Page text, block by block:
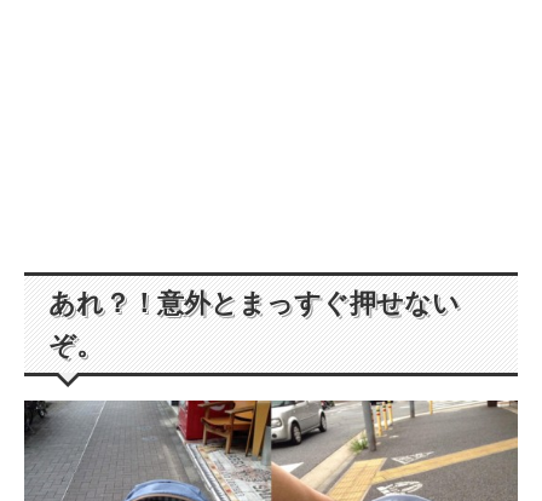
あれ？！意外とまっすぐ押せない
ぞ。